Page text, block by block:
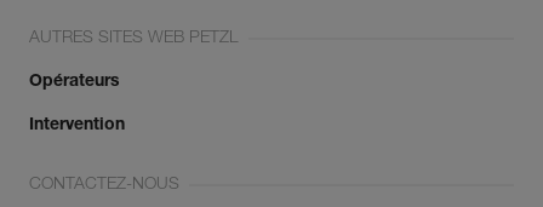
AUTRES SITES WEB PETZL
Opérateurs
Intervention
CONTACTEZ-NOUS